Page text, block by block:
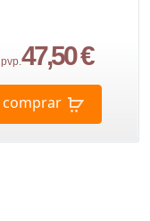
pvp.47,50 €
comprar